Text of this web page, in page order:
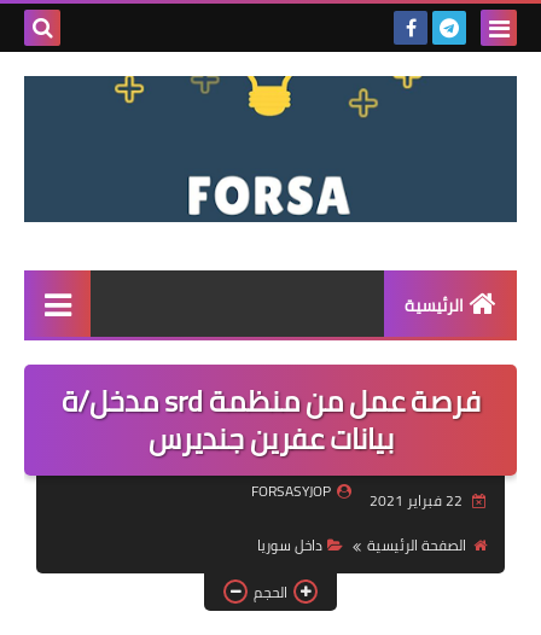
بحث
الرئيسية
القائمة
مناقصات
فرص عمل داخل سوريا
فرص عمل في العراق
فرص عمل في اليمن
فرصة عمل من منظمة srd مدخل/ة
بيانات عفرين جنديرس
FORSASYJOP
الصفحة الرئيسية
داخل سوريا
الحجم